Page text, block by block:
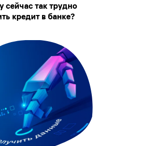
сейчас так трудно
кредит в банке?